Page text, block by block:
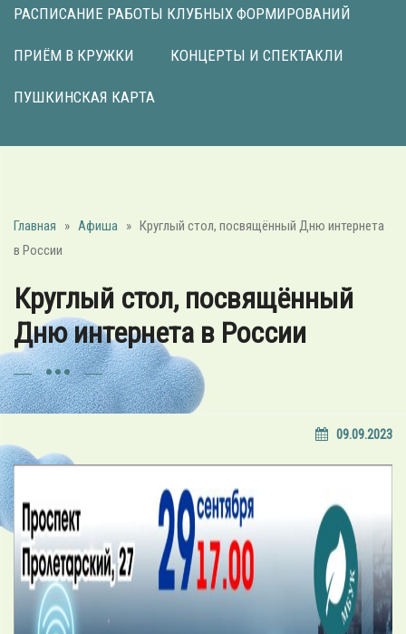
РАСПИСАНИЕ РАБОТЫ КЛУБНЫХ ФОРМИРОВАНИЙ
ПРИЁМ В КРУЖКИ КОНЦЕРТЫ И СПЕКТАКЛИ
ПУШКИНСКАЯ КАРТА
Главная » Афиша » Круглый стол, посвящённый Дню интернета
в России
Круглый стол, посвящённый
Дню интернета в России
09.09.2023